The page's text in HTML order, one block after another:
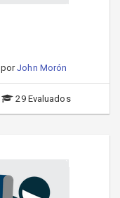
porJohn Morón
29 Evaluados